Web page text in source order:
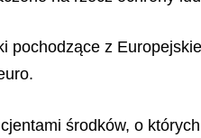
pochodzące z
środków, o